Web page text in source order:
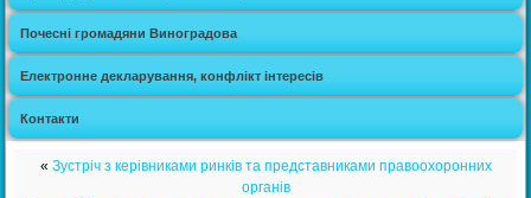
Почесні громадяни Виноградова
Електронне декларування, конфлікт інтересів
Контакти
« Зустріч з керівниками ринків та представниками правоохоронних
органів